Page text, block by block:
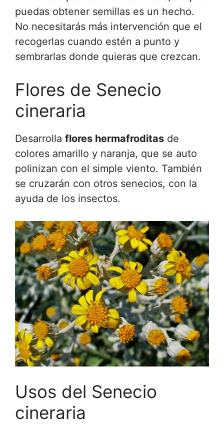
puedas obtener semillas es un hecho.
No necesitarás más intervención que el
recogerlas cuando estén a punto y
sembrarlas donde quieras que crezcan.
Flores de Senecio
cineraria
Desarrolla flores hermafroditas de
colores amarillo y naranja, que se auto
polinizan con el simple viento. También
se cruzarán con otros senecios, con la
ayuda de los insectos.
Usos del Senecio
cineraria